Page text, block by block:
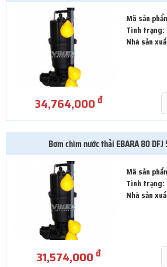
Mã sản
Tình trạng:
Nhà sản
34,764,000đ
Bơm chìm nước thải EBARA 80
Mã sản
Tình trạng:
Nhà sản
31,574,000đ